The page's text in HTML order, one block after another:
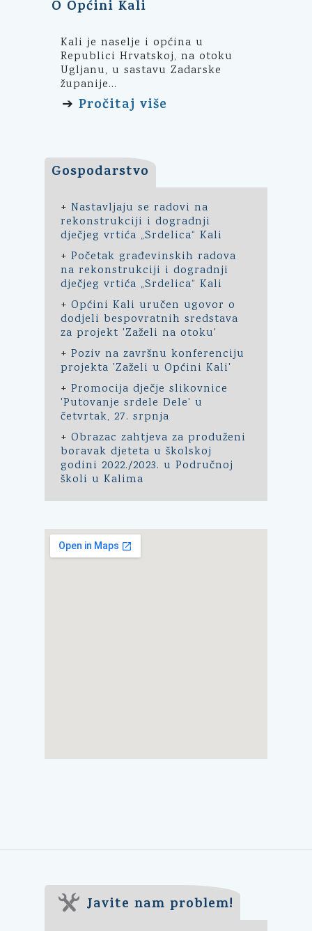
O Općini Kali
Kali je naselje i općina u
Republici Hrvatskoj, na otoku
Ugljanu, u sastavu Zadarske
županije...
➔ Pročitaj više
Gospodarstvo
+ Nastavljaju se radovi na
rekonstrukciji i dogradnji
dječjeg vrtića „Srdelica“ Kali
+ Početak građevinskih radova
na rekonstrukciji i dogradnji
dječjeg vrtića „Srdelica“ Kali
+ Općini Kali uručen ugovor o
dodjeli bespovratnih sredstava
za projekt 'Zaželi na otoku'
+ Poziv na završnu konferenciju
projekta 'Zaželi u Općini Kali'
+ Promocija dječje slikovnice
'Putovanje srdele Dele' u
četvrtak, 27. srpnja
+ Obrazac zahtjeva za produženi
boravak djeteta u školskoj
godini 2022./2023. u Područnoj
školi u Kalima
Javite nam problem!